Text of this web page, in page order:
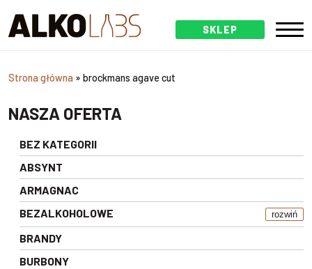
SKLEP
Strona główna » brockmans agave cut
NASZA OFERTA
BEZ KATEGORII
ABSYNT
ARMAGNAC
BEZALKOHOLOWE
rozwiń
BRANDY
BURBONY